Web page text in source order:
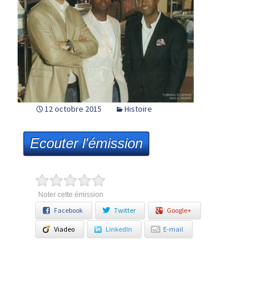
12 octobre 2015 Histoire
Ecouter l'émission
Noter cette émission
Facebook Twitter Google+
Viadeo LinkedIn E-mail